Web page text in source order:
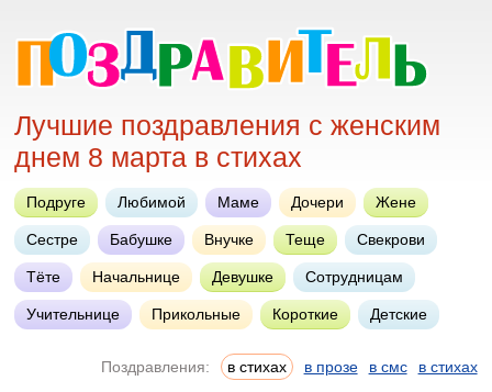
Лучшие поздравления с женским
днем 8 марта в стихах
Подруге Любимой Маме Дочери Жене
Сестре Бабушке Внучке Теще Свекрови
Тёте Начальнице Девушке Сотрудницам
Учительнице Прикольные Короткие Детские
Поздравления: в стихах в прозе в смс в стихах